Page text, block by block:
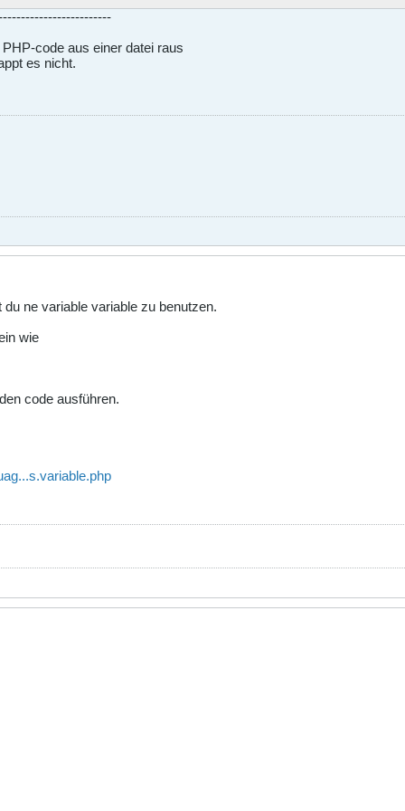
code aus einer datei raus
es nicht.
ne variable variable zu benutzen.
wie
code ausführen.